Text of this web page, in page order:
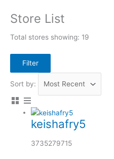
Store List
Total stores showing: 19
Filter
Sort by:
keishafry5
3735279715